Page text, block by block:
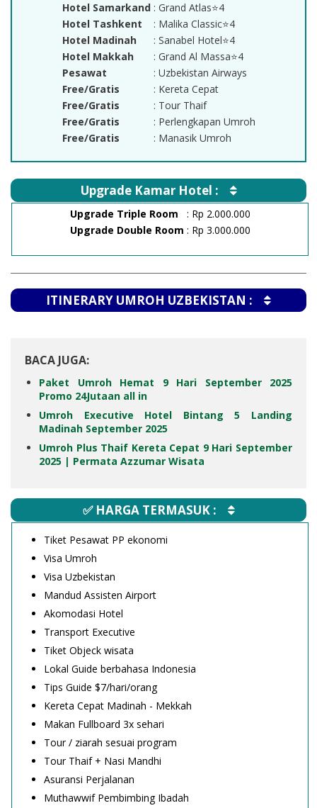
Hotel Samarkand: Grand Atlas⭐4
Hotel Tashkent
: Malika Classic⭐4
Hotel Madinah
: Sanabel Hotel⭐4
Hotel Makkah
: Grand Al Massa⭐4
Pesawat
: Uzbekistan Airways
Free/Gratis
: Kereta Cepat
Free/Gratis
: Tour Thaif
Free/Gratis
: Perlengkapan Umroh
Free/Gratis
: Manasik Umroh
Upgrade Kamar Hotel :
Upgrade Triple Room
: Rp 2.000.000
Upgrade Double Room : Rp 3.000.000
ITINERARY UMROH UZBEKISTAN :
BACA JUGA:
Paket Umroh Hemat 9 Hari September 2025
Promo 24Jutaan all in
Umroh Executive Hotel Bintang 5 Landing
Madinah September 2025
Umroh Plus Thaif Kereta Cepat 9 Hari September
2025 | Permata Azzumar Wisata
✅ HARGA TERMASUK :
Tiket Pesawat PP ekonomi
Visa Umroh
Visa Uzbekistan
Mandud Assisten Airport
Akomodasi Hotel
Transport Executive
Tiket Objeck wisata
Lokal Guide berbahasa Indonesia
Tips Guide $7/hari/orang
Kereta Cepat Madinah - Mekkah
Makan Fullboard 3x sehari
Tour / ziarah sesuai program
Tour Thaif + Nasi Mandhi
Asuransi Perjalanan
Muthawwif Pembimbing Ibadah